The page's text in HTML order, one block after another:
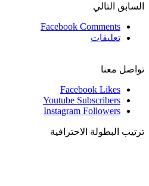
السابق التالي
Facebook Comments
تعليقات
تواصل معنا
Facebook Likes
Youtube Subscribers
Instagram Followers
ترتيب البطولة الاحترافية